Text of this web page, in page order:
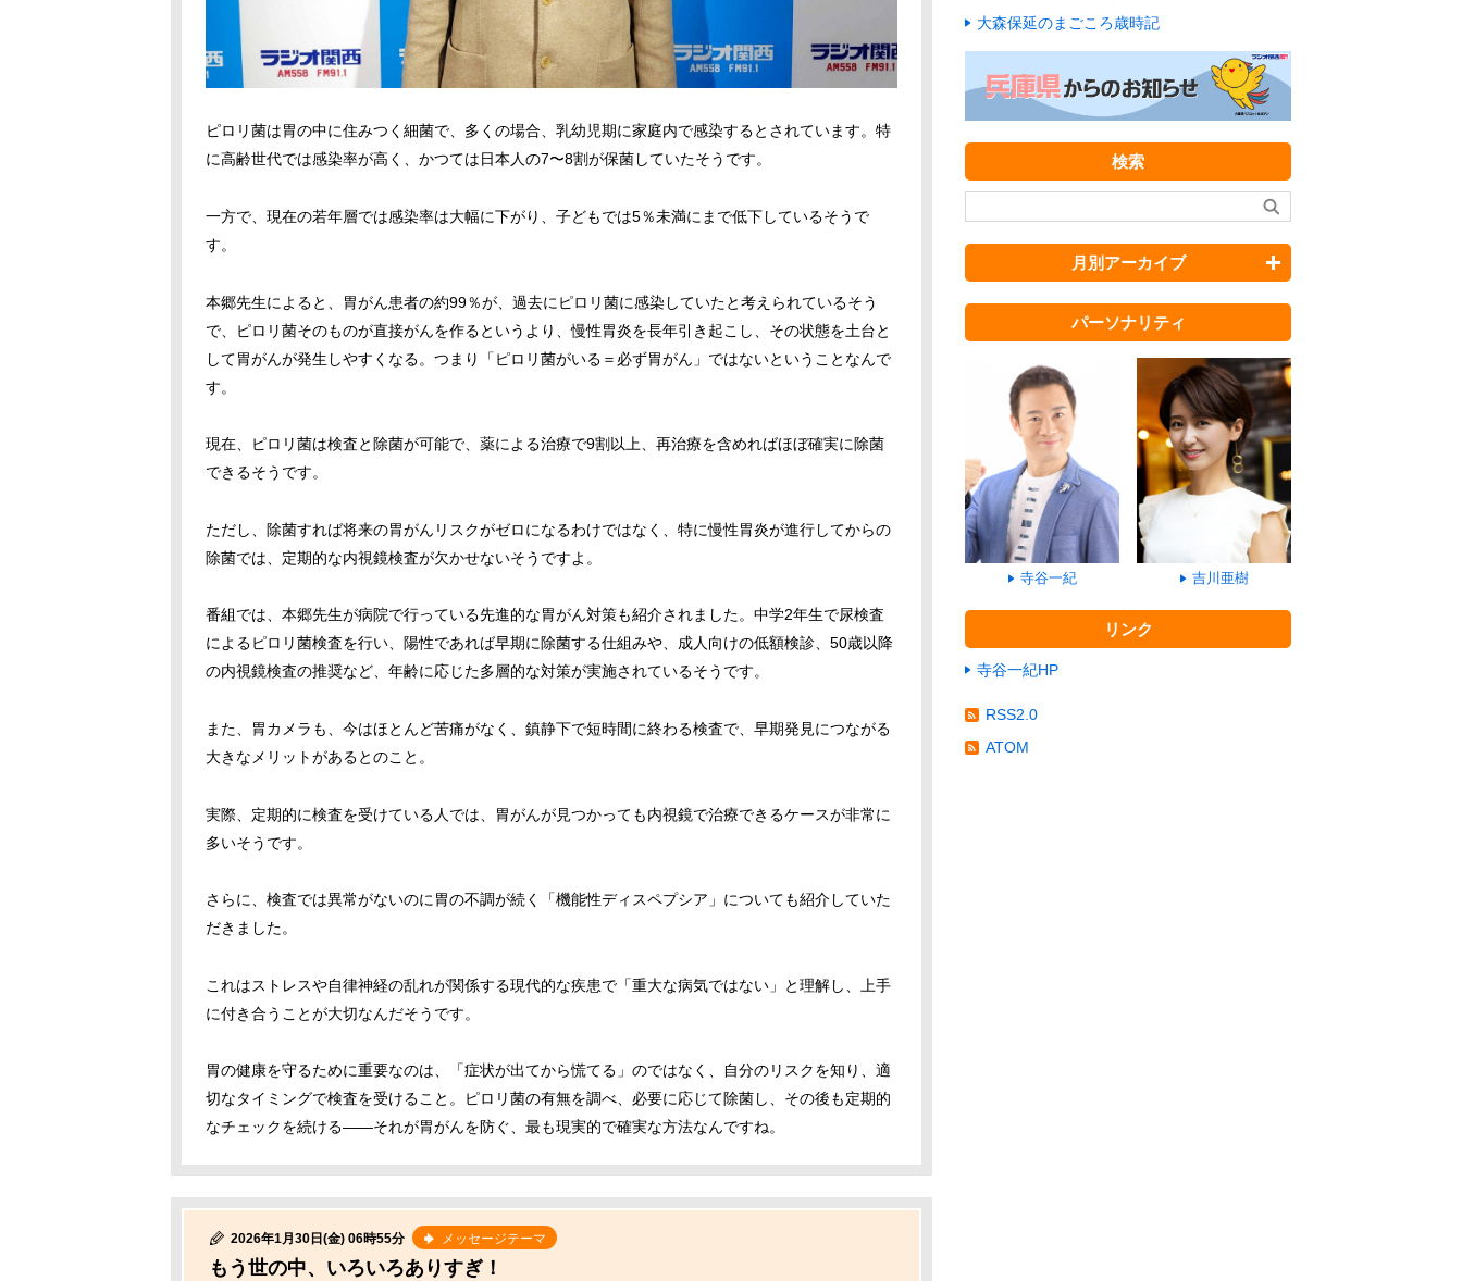
ピロリ菌は胃の中に住みつく細菌で、多くの場合、乳幼児期に家庭内で感染するとされています。特
に高齢世代では感染率が高く、かつては日本人の7〜8割が保菌していたそうです。
一方で、現在の若年層では感染率は大幅に下がり、子どもでは5％未満にまで低下しているそうで
す。
本郷先生によると、胃がん患者の約99％が、過去にピロリ菌に感染していたと考えられているそう
で、ピロリ菌そのものが直接がんを作るというより、慢性胃炎を長年引き起こし、その状態を土台と
して胃がんが発生しやすくなる。つまり「ピロリ菌がいる＝必ず胃がん」ではないということなんで
す。
現在、ピロリ菌は検査と除菌が可能で、薬による治療で9割以上、再治療を含めればほぼ確実に除菌
できるそうです。
ただし、除菌すれば将来の胃がんリスクがゼロになるわけではなく、特に慢性胃炎が進行してからの
除菌では、定期的な内視鏡検査が欠かせないそうですよ。
番組では、本郷先生が病院で行っている先進的な胃がん対策も紹介されました。中学2年生で尿検査
によるピロリ菌検査を行い、陽性であれば早期に除菌する仕組みや、成人向けの低額検診、50歳以降
の内視鏡検査の推奨など、年齢に応じた多層的な対策が実施されているそうです。
また、胃カメラも、今はほとんど苦痛がなく、鎮静下で短時間に終わる検査で、早期発見につながる
大きなメリットがあるとのこと。
実際、定期的に検査を受けている人では、胃がんが見つかっても内視鏡で治療できるケースが非常に
多いそうです。
さらに、検査では異常がないのに胃の不調が続く「機能性ディスペプシア」についても紹介していた
だきました。
これはストレスや自律神経の乱れが関係する現代的な疾患で「重大な病気ではない」と理解し、上手
に付き合うことが大切なんだそうです。
胃の健康を守るために重要なのは、「症状が出てから慌てる」のではなく、自分のリスクを知り、適
切なタイミングで検査を受けること。ピロリ菌の有無を調べ、必要に応じて除菌し、その後も定期的
なチェックを続ける――それが胃がんを防ぐ、最も現実的で確実な方法なんですね。
2026年1月30日(金) 06時55分 メッセージテーマ
もう世の中、いろいろありすぎ！
大森保延のまごころ歳時記
検索
月別アーカイブ
パーソナリティ
寺谷一紀 吉川亜樹
リンク
寺谷一紀HP
RSS2.0
ATOM